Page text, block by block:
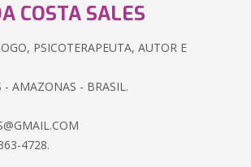
COSTA SALES
PSICOTERAPEUTA, AUTOR E
AMAZONAS - BRASIL.
4728.